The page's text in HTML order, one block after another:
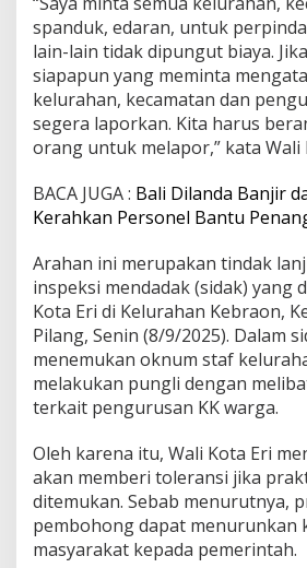
W
a
r
g
:
U
r
s
d
i
n
d
u
k
G
r
a
s
spanduk, edaran, untuk
lain-lain tidak dipungut biaya.
siapapun yang meminta
kelurahan, kecamatan dan
segera laporkan. Kita harus
orang untuk melapor,” kata Wali
BACA JUGA : Bali Dilanda Banjir
Kerahkan Personel Bantu
Arahan ini merupakan tindak
inspeksi mendadak (sidak) yang
Kota Eri di Kelurahan Kebraon,
Pilang, Senin (8/9/2025). Dalam
menemukan oknum staf
melakukan pungli dengan
terkait pengurusan KK warga.
Oleh karena itu, Wali Kota Eri
akan memberi toleransi jika
ditemukan. Sebab menurutnya,
pembohong dapat menurunkan
masyarakat kepada pemerintah.